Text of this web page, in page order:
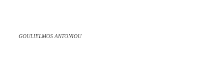
GOULIELMOS ANTONIOU